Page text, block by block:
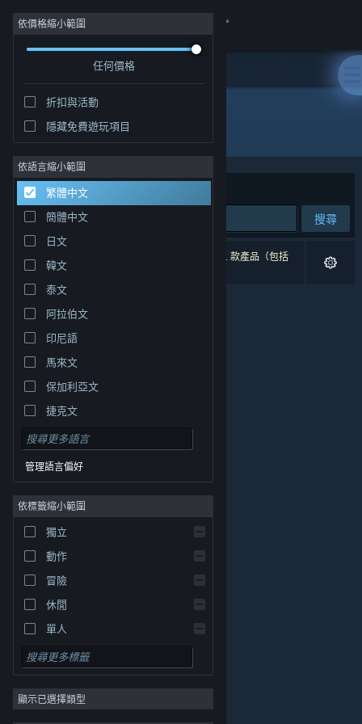
登入
社群
關於
客服
變更語言
取得 Steam 行動應用程式
檢視電腦版網頁
© Valve Corporation. 版權所有。所有商標皆為個別所有
權人在美國與其它國家（地區）之財產。隱私權政策|
法律聲明|輔助功能|Steam 訂戶協議|退款|
Cookie
依價格縮小範圍
任何價格
折扣與活動
隱藏免費遊玩項目
依語言縮小範圍
繁體中文
簡體中文
日文
韓文
泰文
阿拉伯文
印尼語
馬來文
保加利亞文
捷克文
丹麥文
德文
英文
西班牙文 - 西班牙
西班牙文 - 拉丁美洲
希臘文
管理語言偏好
依標籤縮小範圍
獨立
動作
冒險
休閒
單人
模擬
角色扮演
策略
顯示已選擇類型
"legends of elysium"
排序依據 相關性
搜尋
0 項相符的搜尋結果。 已根據您的偏好設定排除 1 款產品（包括
Legends of Elysium